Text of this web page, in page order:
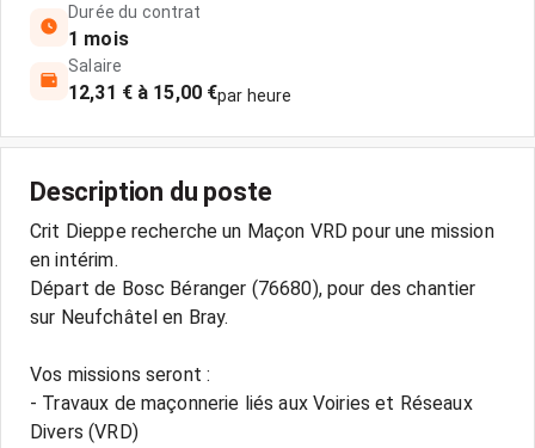
Durée du contrat
1 mois
Salaire
12,31 € à 15,00 €par heure
Description du poste
Crit Dieppe recherche un Maçon VRD pour une mission
en intérim.
Départ de Bosc Béranger (76680), pour des chantier
sur Neufchâtel en Bray.
Vos missions seront :
- Travaux de maçonnerie liés aux Voiries et Réseaux
Divers (VRD)